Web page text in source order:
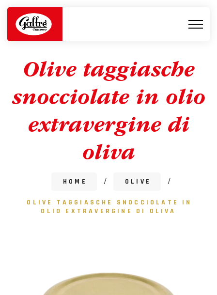
Olive taggiasche
snocciolate in olio
extravergine di
oliva
HOME / OLIVE /
OLIVE TAGGIASCHE SNOCCIOLATE IN
OLIO EXTRAVERGINE DI OLIVA